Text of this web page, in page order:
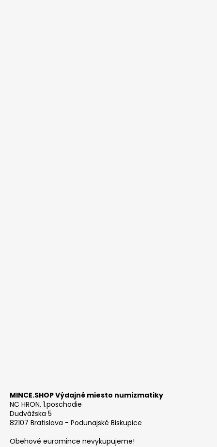
MINCE.SHOP Výdajné miesto numizmatiky
NC HRON, 1.poschodie
Dudvážska 5
82107 Bratislava - Podunajské Biskupice
Obehové euromince nevykupujeme!